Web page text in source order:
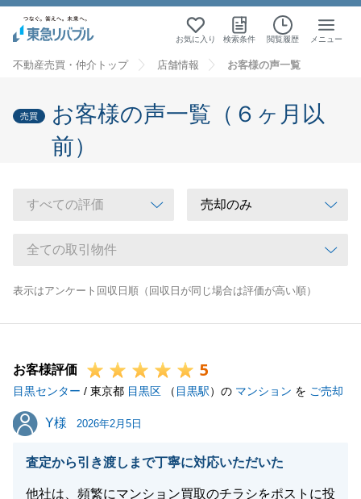
お気に入り 検索条件 閲覧履歴 メニュー
不動産売買・仲介トップ 店舗情報 お客様の声一覧
売買
お客様の声一覧（６ヶ月以
前）
表示はアンケート回収日順（回収日が同じ場合は評価が高い順）
お客様評価 5
目黒センター / 東京都 目黒区 （ 目黒駅）の マンション を ご売却
Y様
Y様 2026年2月5日
査定から引き渡しまで丁寧に対応いただいた
他社は、頻繁にマンション買取のチラシをポストに投